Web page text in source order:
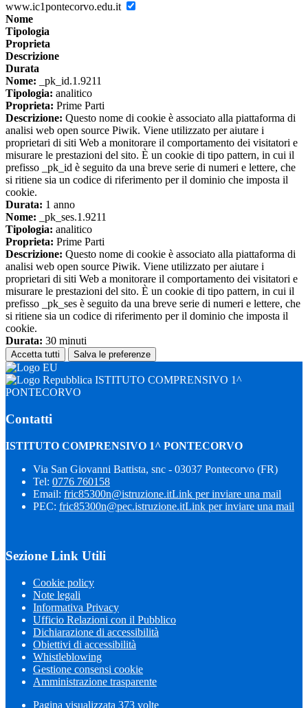
www.ic1pontecorvo.edu.it
Nome
Tipologia
Proprieta
Descrizione
Durata
Nome: _pk_id.1.9211
Tipologia: analitico
Proprieta: Prime Parti
Descrizione: Questo nome di cookie è associato alla piattaforma di
analisi web open source Piwik. Viene utilizzato per aiutare i
proprietari di siti Web a monitorare il comportamento dei visitatori e
misurare le prestazioni del sito. È un cookie di tipo pattern, in cui il
prefisso _pk_id è seguito da una breve serie di numeri e lettere, che
si ritiene sia un codice di riferimento per il dominio che imposta il
cookie.
Durata: 1 anno
Nome: _pk_ses.1.9211
Tipologia: analitico
Proprieta: Prime Parti
Descrizione: Questo nome di cookie è associato alla piattaforma di
analisi web open source Piwik. Viene utilizzato per aiutare i
proprietari di siti Web a monitorare il comportamento dei visitatori e
misurare le prestazioni del sito. È un cookie di tipo pattern, in cui il
prefisso _pk_ses è seguito da una breve serie di numeri e lettere, che
si ritiene sia un codice di riferimento per il dominio che imposta il
cookie.
Durata: 30 minuti
Accetta tutti Salva le preferenze
ISTITUTO COMPRENSIVO 1^
PONTECORVO
Contatti
ISTITUTO COMPRENSIVO 1^ PONTECORVO
Via San Giovanni Battista, snc - 03037 Pontecorvo (FR)
Tel: 0776 760158
Email: fric85300n@istruzione.itLink per inviare una mail
PEC: fric85300n@pec.istruzione.itLink per inviare una mail
Sezione Link Utili
Cookie policy
Note legali
Informativa Privacy
Ufficio Relazioni con il Pubblico
Dichiarazione di accessibilità
Obiettivi di accessibilità
Whistleblowing
Gestione consensi cookie
Amministrazione trasparente
Pagina visualizzata 373 volte